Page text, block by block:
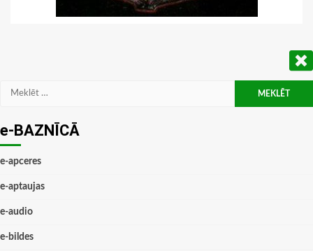
Meklēt:
e-BAZNĪCĀ
e-apceres
e-aptaujas
e-audio
e-bildes